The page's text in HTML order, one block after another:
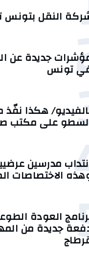
النقل بتونس
جديدة عن
تونس
هكذا
على مكتب
مدرسين
الاختصاصات
العودة
جديدة من